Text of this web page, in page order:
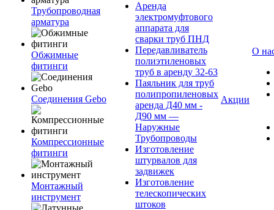
Трубопроводная
арматура
Обжимные
фитинги
Соединения Gebo
Компрессионные
фитинги
Монтажный
инструмент
Аренда
электромуфтового
аппарата для
сварки труб ПНД
Передавливатель
полиэтиленовых
труб в аренду 32-63
Паяльник для труб
полипропиленовых
аренда Д40 мм -
Д90 мм —
Наружные
Трубопроводы
Изготовление
штурвалов для
задвижек
Изготовление
телескопических
штоков
Акции
О